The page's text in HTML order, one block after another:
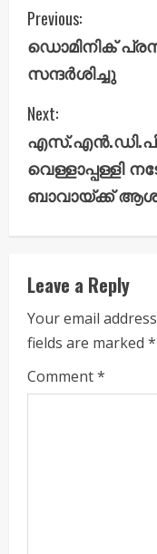
C
o
n
t
i
n
u
e
R
e
a
Previous:
ഡൊമിനിക്
സന്ദർശിച്ചു
Next:
വെള്ളാപ്പള്ളി
ബാവായ്ക്ക്
Leave a Reply
Your email
fields are marked *
Comment*